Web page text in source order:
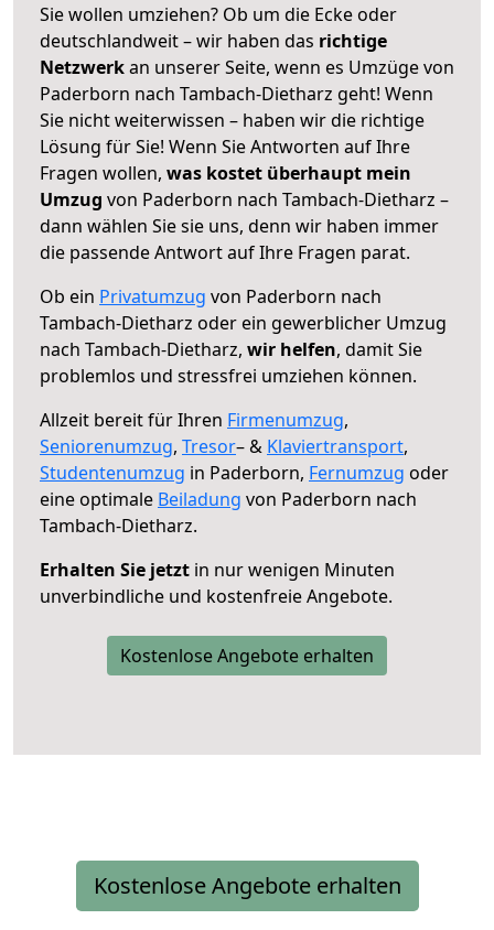
Sie wollen umziehen? Ob um die Ecke oder
deutschlandweit – wir haben das richtige
Netzwerkan unserer Seite, wenn es Umzüge von
Paderborn nach Tambach-Dietharz geht! Wenn
Sie nicht weiterwissen – haben wir die richtige
Lösung für Sie! Wenn Sie Antworten auf Ihre
Fragen wollen, was kostet überhaupt mein
Umzug von Paderborn nach Tambach-Dietharz –
dann wählen Sie sie uns, denn wir haben immer
die passende Antwort auf Ihre Fragen parat.
Ob ein Privatumzug von Paderborn nach
Tambach-Dietharz oder ein gewerblicher Umzug
nach Tambach-Dietharz, wir helfen, damit Sie
problemlos und stressfrei umziehen können.
Allzeit bereit für Ihren Firmenumzug,
Seniorenumzug, Tresor– & Klaviertransport,
Studentenumzug in Paderborn, Fernumzug oder
eine optimale Beiladung von Paderborn nach
Tambach-Dietharz.
Erhalten Sie jetzt in nur wenigen Minuten
unverbindliche und kostenfreie Angebote.
Kostenlose Angebote erhalten
Kostenlose Angebote erhalten